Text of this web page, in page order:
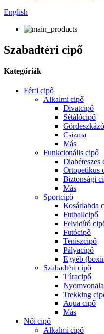
English
Szabadtéri cipő
Kategóriák
Férfi cipő
Alkalmi cipő
Divatcipő
Sétálócipő
Csizma
Más
Funkcionális cipő
Diabéteszes
Ortopetikus
Biztonsági
Más
Sportcipő
Kosárlabda
Futballcipő
Felvidító
Futócipő
Teniszcipő
Pályacipő
Egyéb
Szabadtéri cipő
Túracipő
Trekking
Aqua cipő
Más
Női cipő
Alkalmi cipő